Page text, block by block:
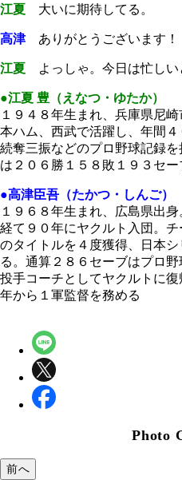
江夏 大いに期待してる。
高津ありがとうございます！
江夏 よっしゃ。今日は忙しい
●江夏 豊（えなつ・ゆたか）
１９４８年生まれ、兵庫県尼
本ハム、西武で活躍し、年間
続奪三振などのプロ野球記録
は２０６勝１５８敗１９３セー
●高津臣吾（たかつ・しんご）
１９６８年生まれ、広島県出
経て９０年にヤクルト入団。
のタイトルを４度獲得、日本
る。通算２８６セーブはプロ
投手コーチとしてヤクルトに
年から１軍監督を務める
Photo
前へ